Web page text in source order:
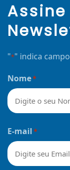
"*" indica
Nome*
E-mail *